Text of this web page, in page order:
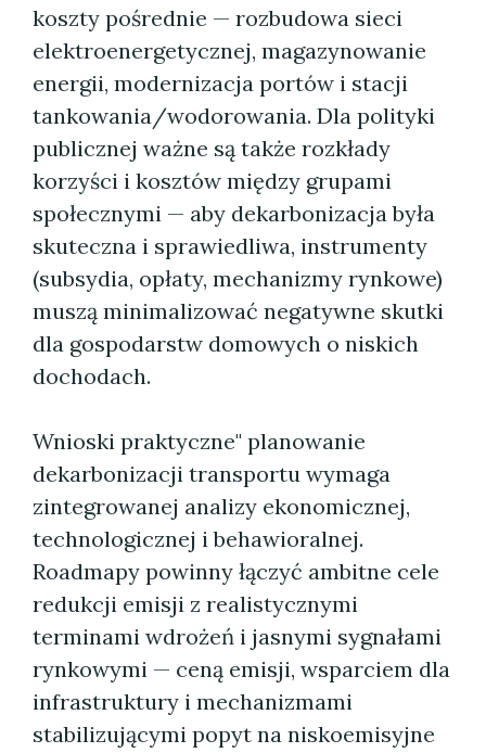
koszty pośrednie — rozbudowa sieci
elektroenergetycznej, magazynowanie
energii, modernizacja portów i stacji
tankowania/wodorowania. Dla polityki
publicznej ważne są także rozkłady
korzyści i kosztów między grupami
społecznymi — aby dekarbonizacja była
skuteczna i sprawiedliwa, instrumenty
(subsydia, opłaty, mechanizmy rynkowe)
muszą minimalizować negatywne skutki
dla gospodarstw domowych o niskich
dochodach.
Wnioski praktyczne" planowanie
dekarbonizacji transportu wymaga
zintegrowanej analizy ekonomicznej,
technologicznej i behawioralnej.
Roadmapy powinny łączyć ambitne cele
redukcji emisji z realistycznymi
terminami wdrożeń i jasnymi sygnałami
rynkowymi — ceną emisji, wsparciem dla
infrastruktury i mechanizmami
stabilizującymi popyt na niskoemisyjne